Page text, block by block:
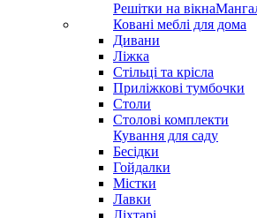
Решітки на вікна
Ковані меблі для дома
Дивани
Ліжка
Стільці та крісла
Приліжкові тумбочки
Столи
Столові комплекти
Кування для саду
Бесідки
Гойдалки
Містки
Лавки